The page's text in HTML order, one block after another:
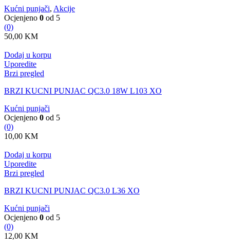
Kućni punjači, Akcije
Ocjenjeno 0 od 5
(0)
50,00 KM
Dodaj u korpu
Uporedite
Brzi pregled
BRZI KUCNI PUNJAC QC3.0 18W L103 XO
Kućni punjači
Ocjenjeno 0 od 5
(0)
10,00 KM
Dodaj u korpu
Uporedite
Brzi pregled
BRZI KUCNI PUNJAC QC3.0 L36 XO
Kućni punjači
Ocjenjeno 0 od 5
(0)
12,00 KM